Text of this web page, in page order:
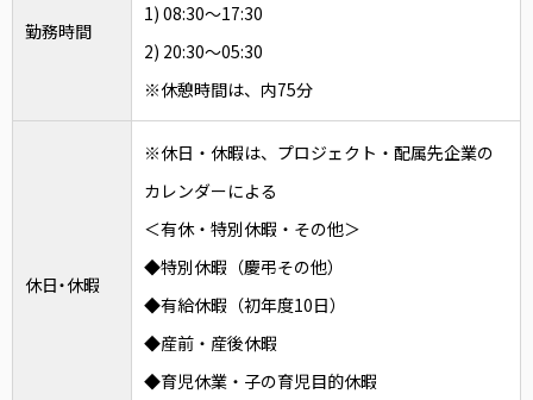
勤務時間
1) 08:30〜17:30
2) 20:30〜05:30
※休憩時間は、内75分
休日・休暇
※休日・休暇は、プロジェクト・配属先企業の
カレンダーによる
＜有休・特別休暇・その他＞
◆特別休暇（慶弔その他）
◆有給休暇（初年度10日）
◆産前・産後休暇
◆育児休業・子の育児目的休暇